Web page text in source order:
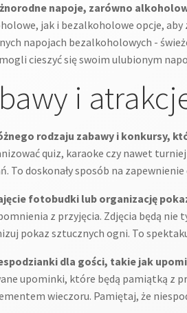
napoje, zarówno
jak i bezalkoholowe opcje,
napojach bezalkoholowych -
cieszyć się swoim ulubionym
i
rodzaju zabawy i konkursy,
quiz, karaoke czy nawet
To doskonały sposób na
fotobudki lub organizację
z przyjęcia. Zdjęcia będą
pokaz sztucznych ogni. To
dla gości, takie jak
upominki, które będą pamiątką z
wieczoru. Pamiętaj, że